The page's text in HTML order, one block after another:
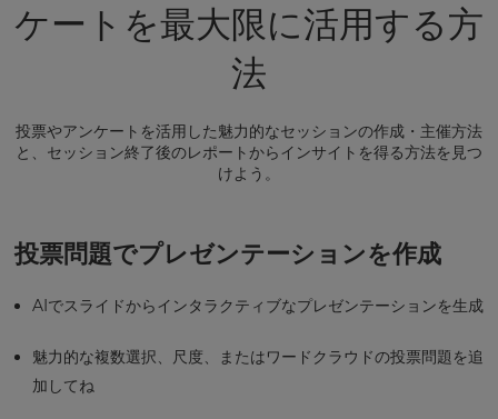
ケートを最大限に活用する方
法
投票やアンケートを活用した魅力的なセッションの作成・主催方法
と、セッション終了後のレポートからインサイトを得る方法を見つ
けよう。
投票問題でプレゼンテーションを作成
AIでスライドからインタラクティブなプレゼンテーションを生成
魅力的な複数選択、尺度、またはワードクラウドの投票問題を追
加してね